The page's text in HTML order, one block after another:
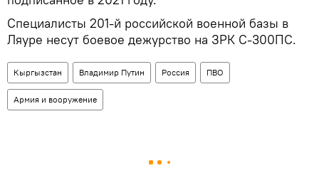
Специалисты 201-й российской военной базы в
Ляуре несут боевое дежурство на ЗРК С-300ПС.
Кыргызстан Владимир Путин Россия ПВО
Армия и вооружение